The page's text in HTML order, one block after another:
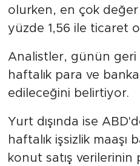
olurken, en çok
yüzde 1,56 ile ticaret
Analistler, günün geri
haftalık para ve
edileceğini belirtiyor.
Yurt dışında ise
haftalık işsizlik maaşı
konut satış verilerinin